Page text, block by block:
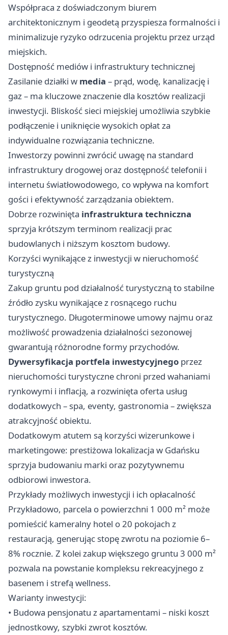
Współpraca z doświadczonym biurem
architektonicznym i geodetą przyspiesza formalności i
minimalizuje ryzyko odrzucenia projektu przez urząd
miejskich.
Dostępność mediów i infrastruktury technicznej
Zasilanie działki w media – prąd, wodę, kanalizację i
gaz – ma kluczowe znaczenie dla kosztów realizacji
inwestycji. Bliskość sieci miejskiej umożliwia szybkie
podłączenie i uniknięcie wysokich opłat za
indywidualne rozwiązania techniczne.
Inwestorzy powinni zwrócić uwagę na standard
infrastruktury drogowej oraz dostępność telefonii i
internetu światłowodowego, co wpływa na komfort
gości i efektywność zarządzania obiektem.
Dobrze rozwinięta infrastruktura techniczna
sprzyja krótszym terminom realizacji prac
budowlanych i niższym kosztom budowy.
Korzyści wynikające z inwestycji w nieruchomość
turystyczną
Zakup gruntu pod działalność turystyczną to stabilne
źródło zysku wynikające z rosnącego ruchu
turystycznego. Długoterminowe umowy najmu oraz
możliwość prowadzenia działalności sezonowej
gwarantują różnorodne formy przychodów.
Dywersyfikacja portfela inwestycyjnego przez
nieruchomości turystyczne chroni przed wahaniami
rynkowymi i inflacją, a rozwinięta oferta usług
dodatkowych – spa, eventy, gastronomia – zwiększa
atrakcyjność obiektu.
Dodatkowym atutem są korzyści wizerunkowe i
marketingowe: prestiżowa lokalizacja w Gdańsku
sprzyja budowaniu marki oraz pozytywnemu
odbiorowi inwestora.
Przykłady możliwych inwestycji i ich opłacalność
Przykładowo, parcela o powierzchni 1 000 m² może
pomieścić kameralny hotel o 20 pokojach z
restauracją, generując stopę zwrotu na poziomie 6–
8% rocznie. Z kolei zakup większego gruntu 3 000 m²
pozwala na powstanie kompleksu rekreacyjnego z
basenem i strefą wellness.
Warianty inwestycji:
• Budowa pensjonatu z apartamentami – niski koszt
jednostkowy, szybki zwrot kosztów.